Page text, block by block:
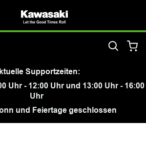
Supportzeiten:
Uhr - 12:00 Uhr und 13:00 Uhr - 16:00
Uhr
und Feiertage geschlossen